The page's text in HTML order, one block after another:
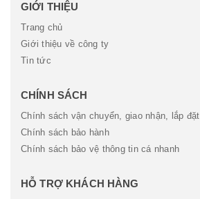
GIỚI THIỆU
Trang chủ
Giới thiệu về công ty
Tin tức
CHÍNH SÁCH
Chính sách vận chuyển, giao nhận, lắp đặt
Chính sách bảo hành
Chính sách bảo vệ thông tin cá nhanh
HỖ TRỢ KHÁCH HÀNG